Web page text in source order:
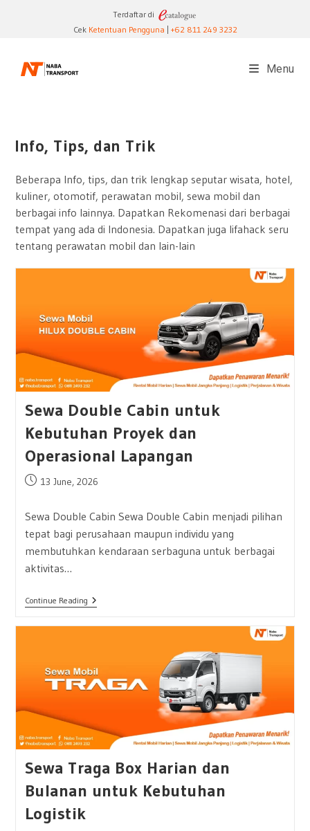
Terdaftar di
CekKetentuan Pengguna +62 811 249 3232
Menu
Info, Tips, dan Trik
Beberapa Info, tips, dan trik lengkap seputar wisata, hotel,
kuliner, otomotif, perawatan mobil, sewa mobil dan
berbagai info lainnya. Dapatkan Rekomenasi dari berbagai
tempat yang ada di Indonesia. Dapatkan juga lifahack seru
tentang perawatan mobil dan lain-lain
Sewa Double Cabin untuk
Kebutuhan Proyek dan
Operasional Lapangan
Post13 June, 2026
Sewa Double Cabin Sewa Double Cabin menjadi pilihan
tepat bagi perusahaan maupun individu yang
membutuhkan kendaraan serbaguna untuk berbagai
aktivitas…
Continue ReadingSewa
Double
Dan
Operasional
Lapangan
Sewa Traga Box Harian dan
Bulanan untuk Kebutuhan
Logistik